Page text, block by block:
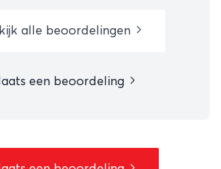
alle beoordelingen
een beoordeling